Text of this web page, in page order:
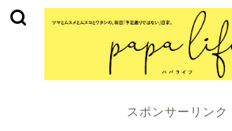
スポンサーリンク